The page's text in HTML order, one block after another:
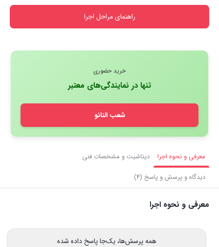
راهنمای مراحل اجرا
شعب النانو
خرید حضوری
تنها در نمایندگی‌های معتبر
معرفی و نحوه اجرا
دیتاشیت و مشخصات فنی
دیدگاه و پرسش و پاسخ (4)
معرفی و نحوه اجرا
همه پرسش‌ها، یک‌جا پاسخ داده شده